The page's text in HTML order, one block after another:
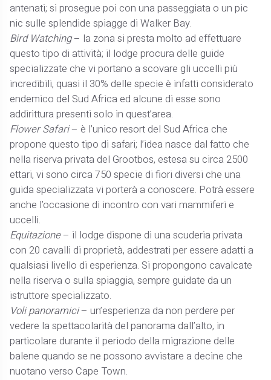
antenati; si prosegue poi con una passeggiata o un pic
nic sulle splendide spiagge di Walker Bay.
Bird Watching– la zona si presta molto ad effettuare
questo tipo di attività; il lodge procura delle guide
specializzate che vi portano a scovare gli uccelli più
incredibili, quasi il 30% delle specie è infatti considerato
endemico del Sud Africa ed alcune di esse sono
addirittura presenti solo in quest’area.
Flower Safari– è l’unico resort del Sud Africa che
propone questo tipo di safari; l’idea nasce dal fatto che
nella riserva privata del Grootbos, estesa su circa 2500
ettari, vi sono circa 750 specie di fiori diversi che una
guida specializzata vi porterà a conoscere. Potrà essere
anche l’occasione di incontro con vari mammiferi e
uccelli.
Equitazione– il lodge dispone di una scuderia privata
con 20 cavalli di proprietà, addestrati per essere adatti a
qualsiasi livello di esperienza. Si propongono cavalcate
nella riserva o sulla spiaggia, sempre guidate da un
istruttore specializzato.
Voli panoramici– un’esperienza da non perdere per
vedere la spettacolarità del panorama dall’alto, in
particolare durante il periodo della migrazione delle
balene quando se ne possono avvistare a decine che
nuotano verso Cape Town.